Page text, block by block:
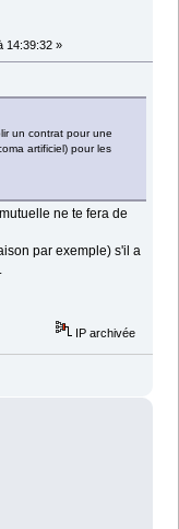
14:39:32 »
un contrat pour une
artificiel) pour les
ne te fera de
par exemple) s'il a
IP archivée